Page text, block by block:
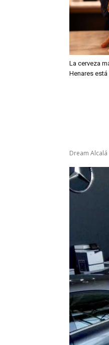
La cerveza
Henares está